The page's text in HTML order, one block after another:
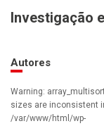
Investigação
Autores
Warning:
sizes are inconsistent
/var/www/html/wp-